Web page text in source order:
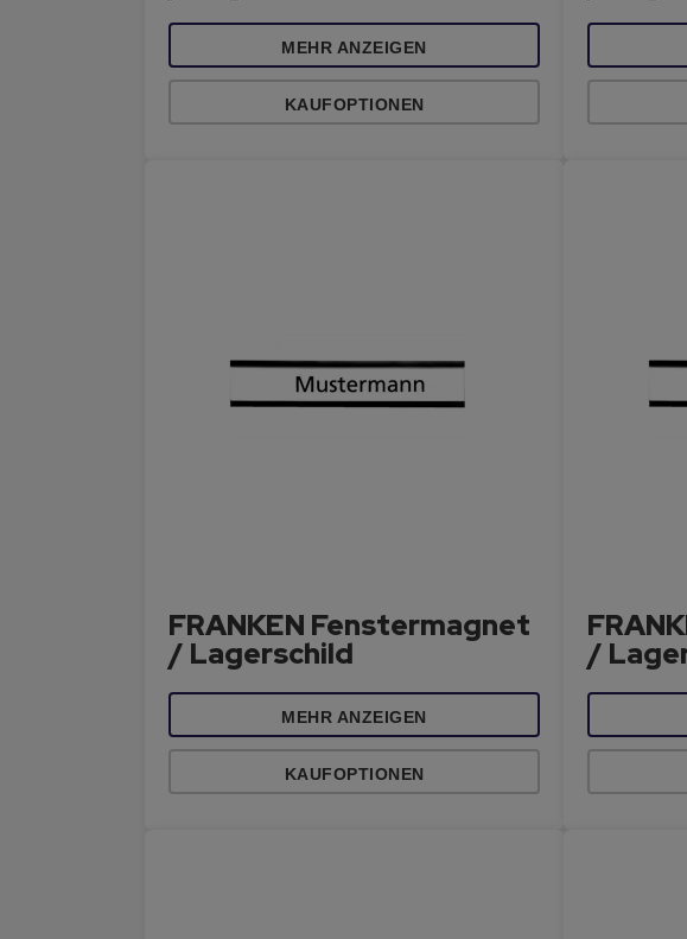
MEHR ANZEIGEN
KAUFOPTIONEN
FRANKEN Fenstermagnet
/ Lagerschild
MEHR ANZEIGEN
KAUFOPTIONEN
/